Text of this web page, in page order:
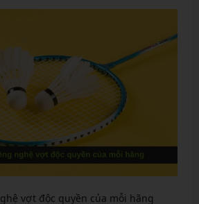
vợt độc quyền của mỗi hãng